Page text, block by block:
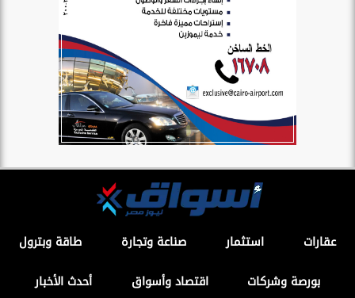
عقارات استثمار صناعة وتجارة
طاقة وبترول
بورصة وشركات
اقتصاد وأسواق
أحدث الأخبار